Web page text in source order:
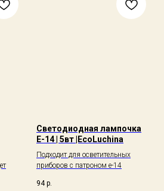
Светодиодная лампочка
Е-14 | 5вт |EcoLuchina
Подходит для осветительных
приборов с патроном е-14
94 р.